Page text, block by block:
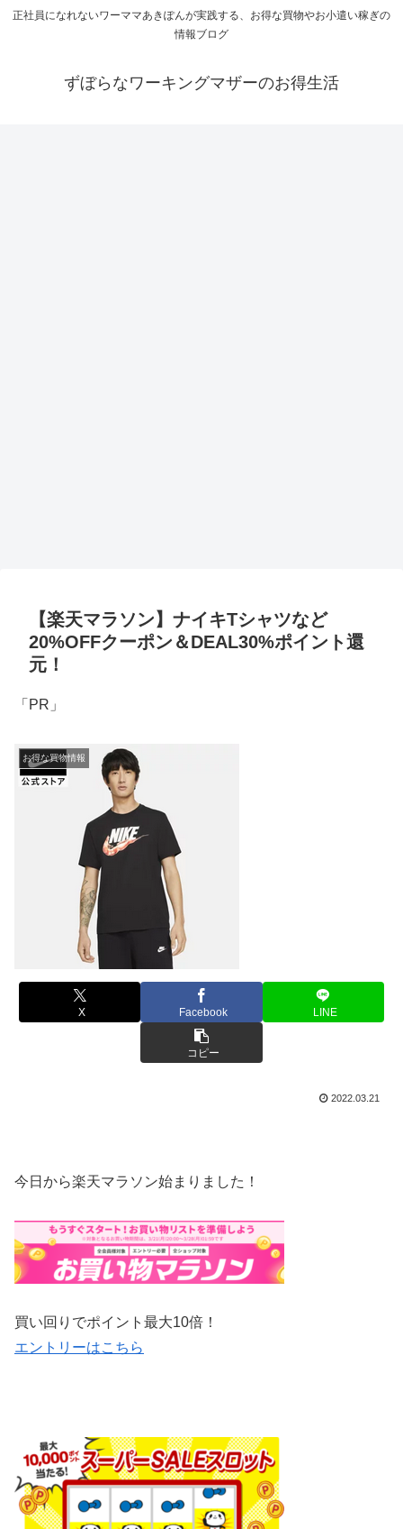
正社員になれないワーママあきぽんが実践する、お得な買物やお小遣い稼ぎの
情報ブログ
ずぼらなワーキングマザーのお得生活
【楽天マラソン】ナイキTシャツなど
20%OFFクーポン＆DEAL30%ポイント還
元！
「PR」
お得な買物情報
X Facebook LINE
コピー
2022.03.21
今日から楽天マラソン始まりました！
買い回りでポイント最大10倍！
エントリーはこちら